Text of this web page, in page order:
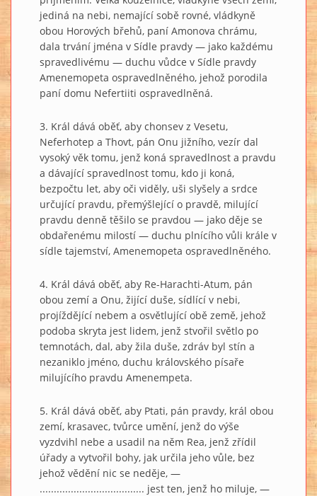
jediná na nebi, nemající sobě rovné, vládkyně
obou Horových břehů, paní Amonova chrámu,
dala trvání jména v Sídle pravdy — jako každému
spravedlivému — duchu vůdce v Sídle pravdy
Amenemopeta ospravedlněného, jehož porodila
paní domu Nefertiiti ospravedlněná.
3. Král dává oběť, aby chonsev z Vesetu,
Neferhotep a Thovt, pán Onu jižního, vezír dal
vysoký věk tomu, jenž koná spravedlnost a pravdu
a dávající spravedlnost tomu, kdo ji koná,
bezpočtu let, aby oči viděly, uši slyšely a srdce
určující pravdu, přemýšlející o pravdě, milující
pravdu denně těšilo se pravdou — jako děje se
obdařenému milostí — duchu plnícího vůli krále v
sídle tajemství, Amenemopeta ospravedlněného.
4. Král dává oběť, aby Re-Harachti-Atum, pán
obou zemí a Onu, žijící duše, sídlící v nebi,
projíždějící nebem a osvětlující obě země, jehož
podoba skryta jest lidem, jenž stvořil světlo po
temnotách, dal, aby žila duše, zdráv byl stín a
nezaniklo jméno, duchu královského písaře
milujícího pravdu Amenempeta.
5. Král dává oběť, aby Ptati, pán pravdy, král obou
zemí, krasavec, tvůrce umění, jenž do výše
vyzdvihl nebe a usadil na něm Rea, jenž zřídil
úřady a vytvořil bohy, jak určila jeho vůle, bez
jehož vědění nic se neděje, —
..................................... jest ten, jenž ho miluje, —